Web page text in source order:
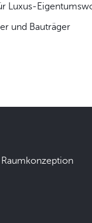
Luxus-
und Bauträger